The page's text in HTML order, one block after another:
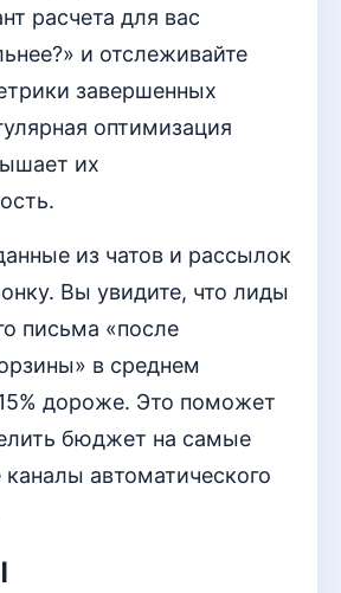
расчета для вас
и отслеживайте
завершенных
оптимизация
их
из чатов и рассылок
Вы увидите, что лиды
письма «после
в среднем
дороже. Это поможет
бюджет на самые
автоматического